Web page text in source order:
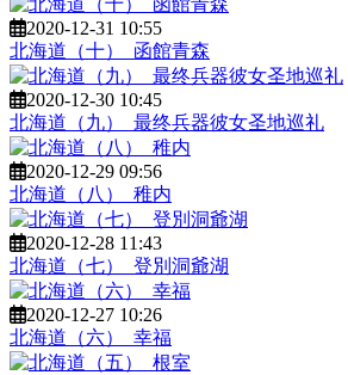
2020-12-31 10:55
北海道（十）_函館青森
2020-12-30 10:45
北海道（九）_最终兵器彼女圣地巡礼
2020-12-29 09:56
北海道（八）_稚内
2020-12-28 11:43
北海道（七）_登別洞爺湖
2020-12-27 10:26
北海道（六）_幸福